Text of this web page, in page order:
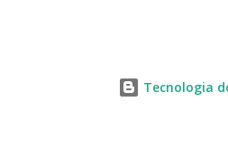
Tecnologia